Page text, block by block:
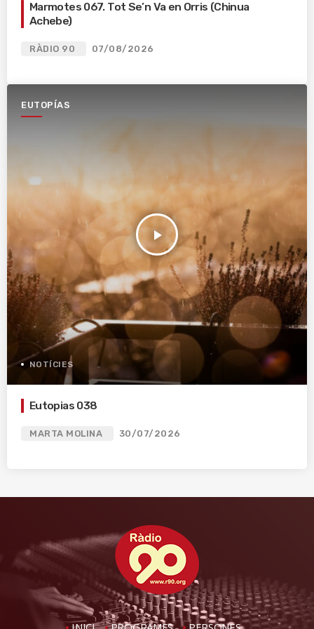
Marmotes 067. Tot Se’n Va en Orris (Chinua
Achebe)
RÀDIO 90 07/08/2026
EUTOPÍAS
play_arrow
NOTÍCIES
Eutopias 038
MARTA MOLINA 30/07/2026